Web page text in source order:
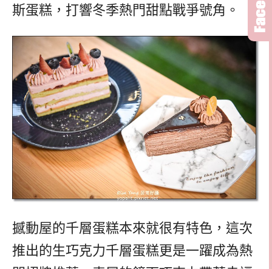
斯蛋糕，打響冬季熱門甜點戰爭號角。
撼動屋的千層蛋糕本來就很有特色，這次
推出的生巧克力千層蛋糕更是一躍成為熱